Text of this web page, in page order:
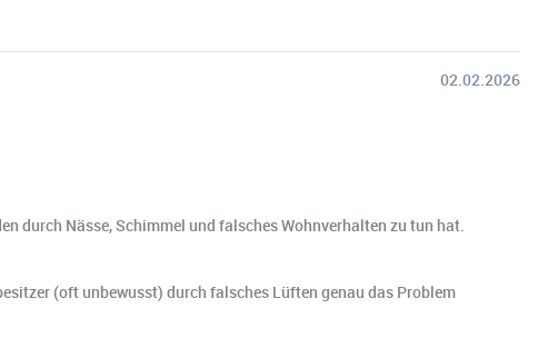
02.02.2026
durch Nässe, Schimmel und falsches Wohnverhalten zu tun hat.
(oft unbewusst) durch falsches Lüften genau das Problem